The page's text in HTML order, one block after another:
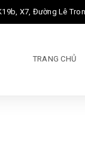
Lê Trong Tấn, Quận Hà Đông,
TRANG CHỦ